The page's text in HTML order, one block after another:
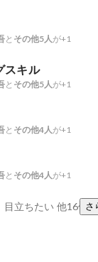
と その他5人が+1
スキル
と その他5人が+1
と その他4人が+1
と その他4人が+1
目立ちたい 他16件さ